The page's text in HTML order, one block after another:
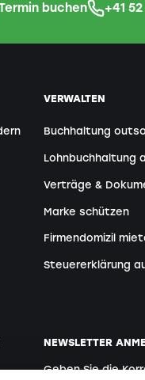
buchen +41
VERWALTEN
Buchhaltung
Lohnbuchhaltung
Verträge &
Marke schützen
Firmendomizil
Steuererklärung
NEWSLETTER
Geben Sie die